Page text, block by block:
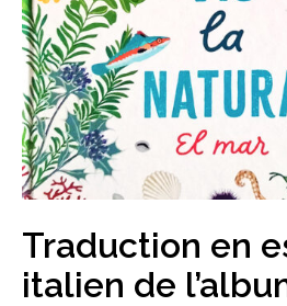
Traduction en
italien de